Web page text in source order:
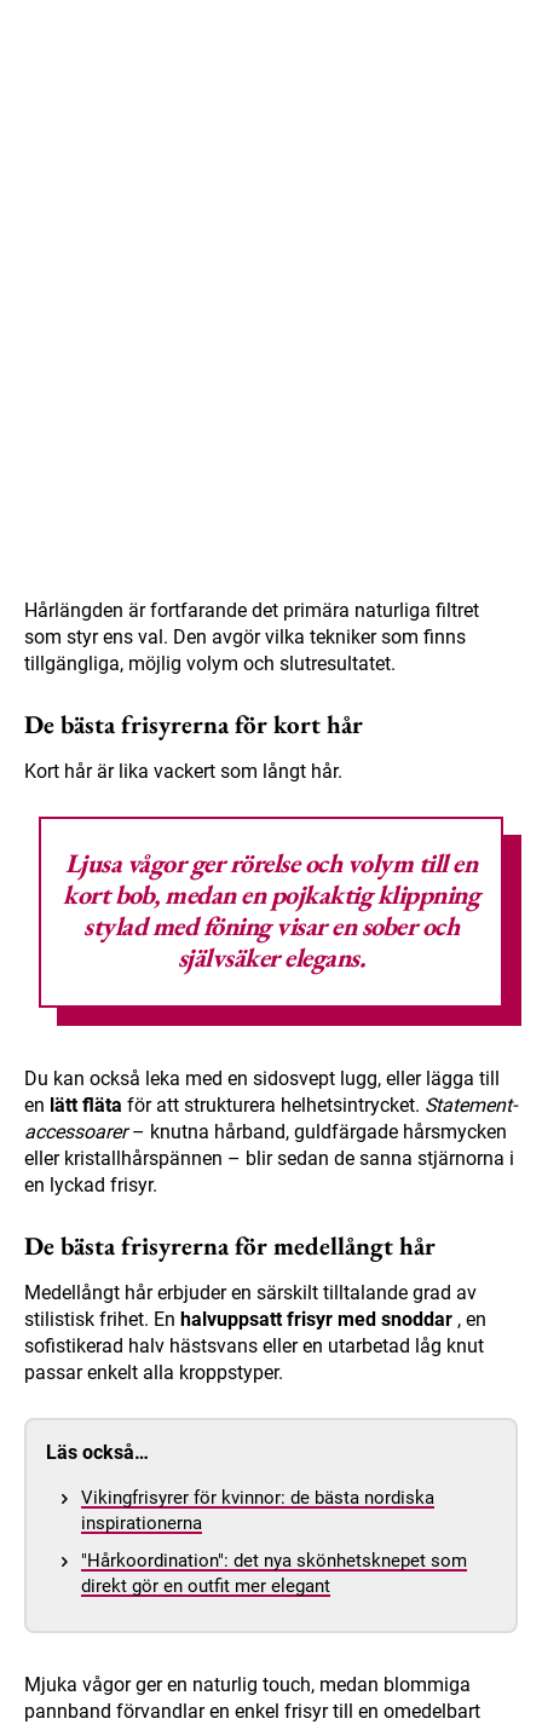
Hårlängden är fortfarande det primära naturliga filtret
som styr ens val. Den avgör vilka tekniker som finns
tillgängliga, möjlig volym och slutresultatet.
De bästa frisyrerna för kort hår
Kort hår är lika vackert som långt hår.
Ljusa vågorger rörelse och volym till en
kort bob, medan en pojkaktig klippning
stylad med föning visar en sober och
självsäker elegans.
Du kan också leka med en sidosvept lugg, eller lägga till
en lätt fläta för att strukturera helhetsintrycket. Statement-
accessoarer– knutna hårband, guldfärgade hårsmycken
eller kristallhårspännen – blir sedan de sanna stjärnorna i
en lyckad frisyr.
De bästa frisyrerna för medellångt hår
Medellångt hår erbjuder en särskilt tilltalande grad av
stilistisk frihet. En halvuppsatt frisyr med snoddar , en
sofistikerad halv hästsvans eller en utarbetad låg knut
passar enkelt alla kroppstyper.
Läs också…
Vikingfrisyrer för kvinnor: de bästa nordiska
inspirationerna
"Hårkoordination": det nya skönhetsknepet som
direkt gör en outfit mer elegant
Mjuka vågor ger en naturlig touch, medan blommiga
pannband förvandlar en enkel frisyr till en omedelbart